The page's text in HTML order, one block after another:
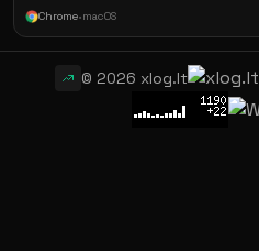
Chrome•macOS
© 2026 xlog.lt